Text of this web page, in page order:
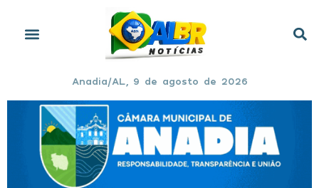
Anadia/AL, 9 de agosto de 2026